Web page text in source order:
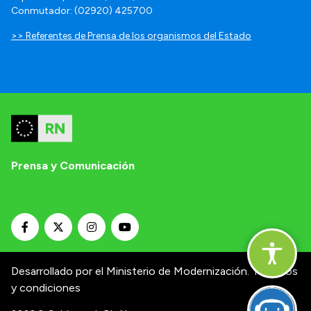
Conmutador: (02920) 425700
>> Referentes de Prensa de los organismos del Estado
Prensa y Comunicación
Desarrollado por el Ministerio de Modernización. Términos
y condiciones